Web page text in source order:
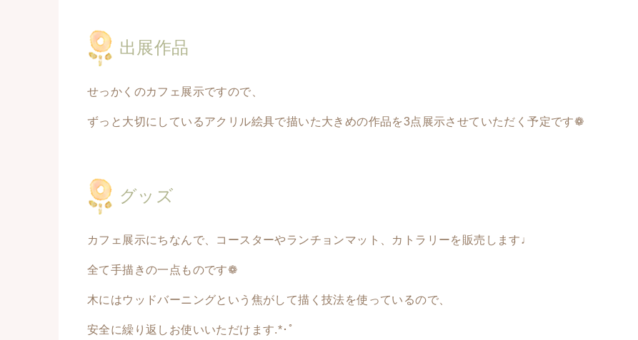
出展作品
せっかくのカフェ展示ですので、
ずっと大切にしているアクリル絵具で描いた大きめの作品を3点展示させていただく予定です❁
グッズ
カフェ展示にちなんで、コースターやランチョンマット、カトラリーを販売します♩
全て手描きの一点ものです❁
木にはウッドバーニングという焦がして描く技法を使っているので、
安全に繰り返しお使いいただけます.*･ﾟ